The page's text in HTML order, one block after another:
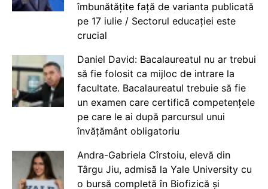
îmbunătățite față de varianta publicată
pe 17 iulie / Sectorul educației este
crucial
Daniel David: Bacalaureatul nu ar trebui
să fie folosit ca mijloc de intrare la
facultate. Bacalaureatul trebuie să fie
un examen care certifică competențele
pe care le ai după parcursul unui
învățământ obligatoriu
Andra-Gabriela Cîrstoiu, elevă din
Târgu Jiu, admisă la Yale University cu
o bursă completă în Biofizică și